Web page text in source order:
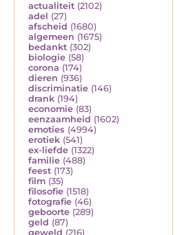
actualiteit (2102)
adel (27)
afscheid (1680)
algemeen (1675)
bedankt (302)
biologie (58)
corona (174)
dieren (936)
discriminatie (146)
drank (194)
economie (83)
eenzaamheid (1602)
emoties (4994)
erotiek (541)
ex-liefde (1322)
familie (488)
feest (173)
film (35)
filosofie (1518)
fotografie (46)
geboorte (289)
geld (87)
geweld (216)